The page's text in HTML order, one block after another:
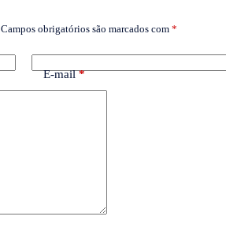
Campos obrigatórios são marcados com *
E-mail*